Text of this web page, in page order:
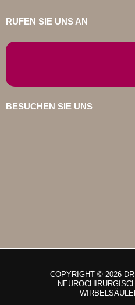
RUFEN SIE UNS AN
BESUCHEN SIE UNS
COPYRIGHT © 2026